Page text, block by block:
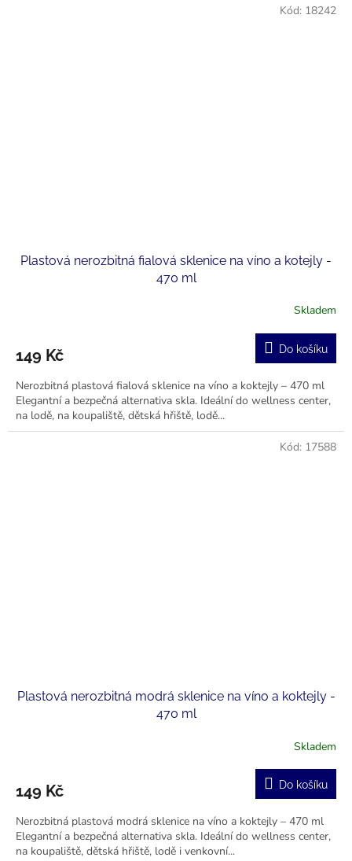
Plastová nerozbitná fialová sklenice na víno a kotejly -
470 ml
je
z
5
hvězdiček.
Skladem
149 Kč Do košíku
Nerozbitná plastová fialová sklenice na víno a koktejly – 470 ml
Elegantní a bezpečná alternativa skla. Ideální do wellness center,
na lodě, na koupaliště, dětská hřiště, lodě...
Kód: 18242
Plastová nerozbitná modrá sklenice na víno a koktejly -
470 ml
Skladem
149 Kč Do košíku
Nerozbitná plastová modrá sklenice na víno a koktejly – 470 ml
Elegantní a bezpečná alternativa skla. Ideální do wellness center,
na koupaliště, dětská hřiště, lodě i venkovní...
Kód: 17588